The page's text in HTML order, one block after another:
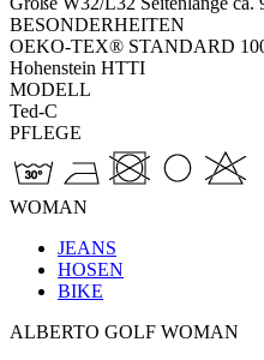
BESONDERHEITEN
OEKO-TEX® STANDARD
Hohenstein HTTI
MODELL
Ted-C
PFLEGE
WOMAN
JEANS
HOSEN
BIKE
ALBERTO GOLF WOMAN